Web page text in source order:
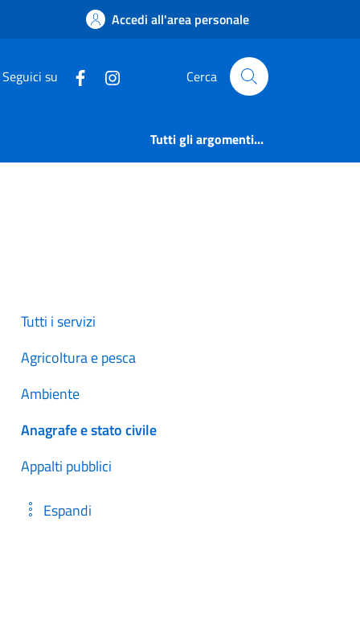
Accedi all'area personale
Seguici su Cerca
Tutti gli argomenti...
Tutti i servizi
Agricoltura e pesca
Ambiente
Anagrafe e stato civile
Appalti pubblici
Espandi